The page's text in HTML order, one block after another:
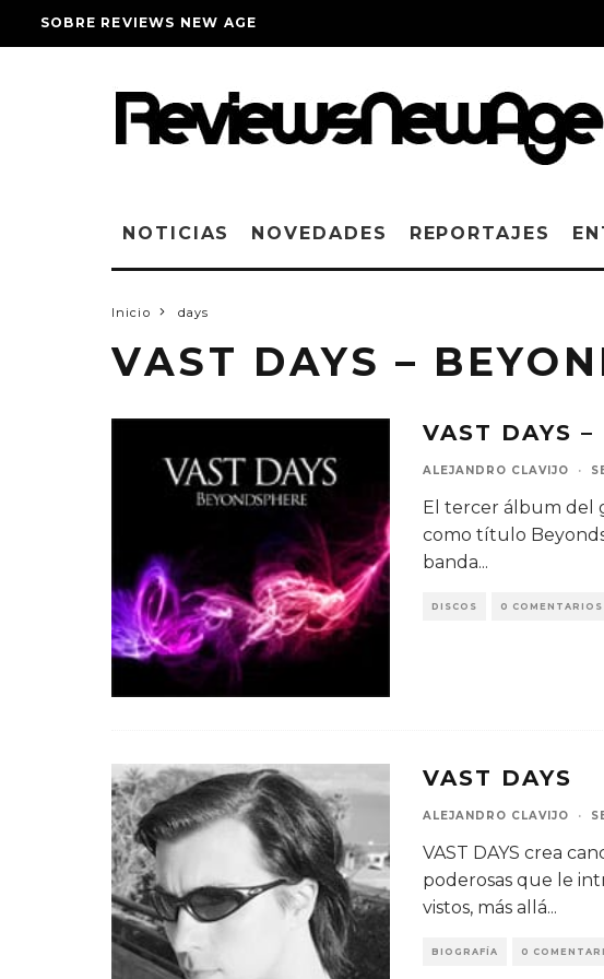
SOBRE REVIEWS NEW AGE
NOTICIAS NOVEDADES REPORTAJES
Inicio days
VAST DAYS –
VAST DAYS –
ALEJANDRO CLAVIJO ·
El tercer álbum del
como título
banda...
DISCOS 0 COMENTARIOS
VAST DAYS
ALEJANDRO CLAVIJO ·
VAST DAYS crea
poderosas que le
vistos, más allá...
BIOGRAFÍA 0